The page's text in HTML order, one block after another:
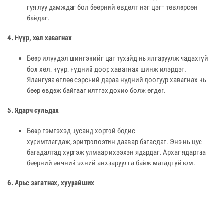
гуя луу дамждаг бол бөөрний өвдөлт нэг цэгт төвлөрсөн
байдаг.
4. Нүүр, хөл хавагнах
Бөөр илүүдэл шингэнийг цаг тухайд нь ялгаруулж чадахгүй
бол хөл, нүүр, нүдний доор хавагнах шинж илэрдэг.
Ялангуяа өглөө сэрсний дараа нүдний доогуур хавагнах нь
бөөр өвдөж байгааг илтгэх дохио болж өгдөг.
5. Ядарч сульдах
Бөөр гэмтэхэд цусанд хортой бодис
хуримтлагдаж, эритропоэтин даавар багасдаг. Энэ нь цус
багадалтад хүргэж улмаар ихээхэн ядардаг. Архаг ядаргаа
бөөрний өвчний эхний анхааруулга байж магадгүй юм.
6. Арьс загатнах, хуурайших